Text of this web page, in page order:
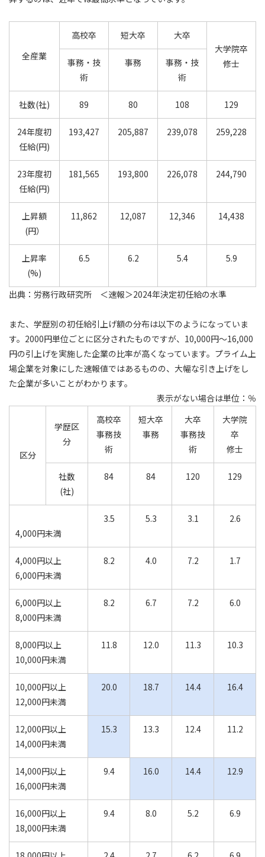
全産業
高校卒 短大卒
大卒
大学院卒
修士
事務・技
術
事務
事務・技
術
社数(社) 89 80 108 129
24年度初
任給(円)
193,427 205,887 239,078 259,228
23年度初
任給(円)
181,565 193,800 226,078 244,790
上昇額
(円）
11,862 12,087 12,346 14,438
上昇率
(%)
6.5 6.2 5.4 5.9
出典：労務行政研究所 ＜速報＞2024年決定初任給の水準
また、学歴別の初任給引上げ額の分布は以下のようになっていま
す。2000円単位ごとに区分されたものですが、10,000円～16,000
円の引上げを実施した企業の比率が高くなっています。プライム上
場企業を対象にした速報値ではあるものの、大幅な引き上げをし
た企業が多いことがわかります。
表示がない場合は単位：％
区分
学歴区
分
高校卒
事務技
術
短大卒
事務
大卒
事務技
術
大学院
卒
修士
社数
(社)
84 84 120 129
4,000円未満
3.5 5.3 3.1 2.6
4,000円以上
6,000円未満
8.2 4.0 7.2 1.7
6,000円以上
8,000円未満
8.2 6.7 7.2 6.0
8,000円以上
10,000円未満
11.8 12.0 11.3 10.3
10,000円以上
12,000円未満
20.0 18.7 14.4 16.4
12,000円以上
14,000円未満
15.3 13.3 12.4 11.2
14,000円以上
16,000円未満
9.4 16.0 14.4 12.9
16,000円以上
18,000円未満
9.4 8.0 5.2 6.9